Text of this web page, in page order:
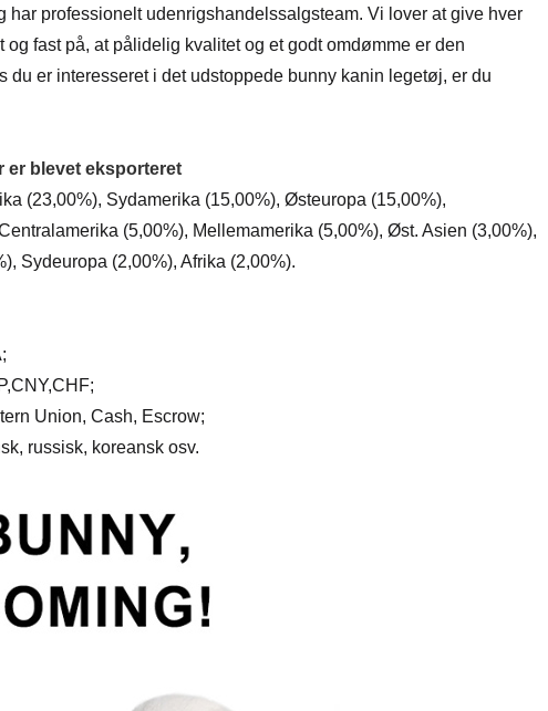
professionelt udenrigshandelssalgsteam. Vi lover at give hver
fast på, at pålidelig kvalitet og et godt omdømme er den
er interesseret i det udstoppede bunny kanin legetøj, er du
er blevet eksporteret
(23,00%), Sydamerika (15,00%), Østeuropa (15,00%),
(5,00%), Mellemamerika (5,00%), Øst. Asien (3,00%),
Sydeuropa (2,00%), Afrika (2,00%).
Union, Cash, Escrow;
russisk, koreansk osv.